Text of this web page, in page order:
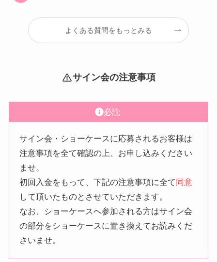
よくある質問をもっとみる
サイン会の注意事項
必読
サイン会・ショーケースに応募されるお客様は
注意事項を全て確認の上、お申し込みください
ませ。
初回入金をもって、下記の注意事項に全て 同意
して頂いたものとさせていただきます。
なお、ショーケースへ参加される方はサイン会
の部分をショーケースに置き換えてお読みくだ
さいませ。